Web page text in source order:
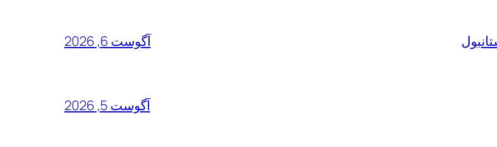
آگوست 6, 2026
آگوست 5, 2026